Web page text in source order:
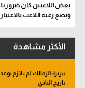
بعض اللاعبين كان
ونضع رغبة اللاعب بالاعتبار
الأكثر مشاهدة
بيزيرا: الزمالك لم
تاريخ النادي